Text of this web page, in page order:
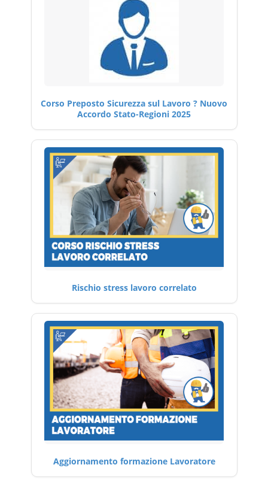
Corso Preposto Sicurezza sul Lavoro ? Nuovo
Accordo Stato-Regioni 2025
Rischio stress lavoro correlato
Aggiornamento formazione Lavoratore